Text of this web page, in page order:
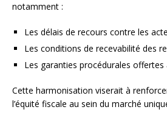
notamment :
Les délais de recours contre les
Les conditions de recevabilité des
Les garanties procédurales offertes
Cette harmonisation viserait à
l’équité fiscale au sein du marché